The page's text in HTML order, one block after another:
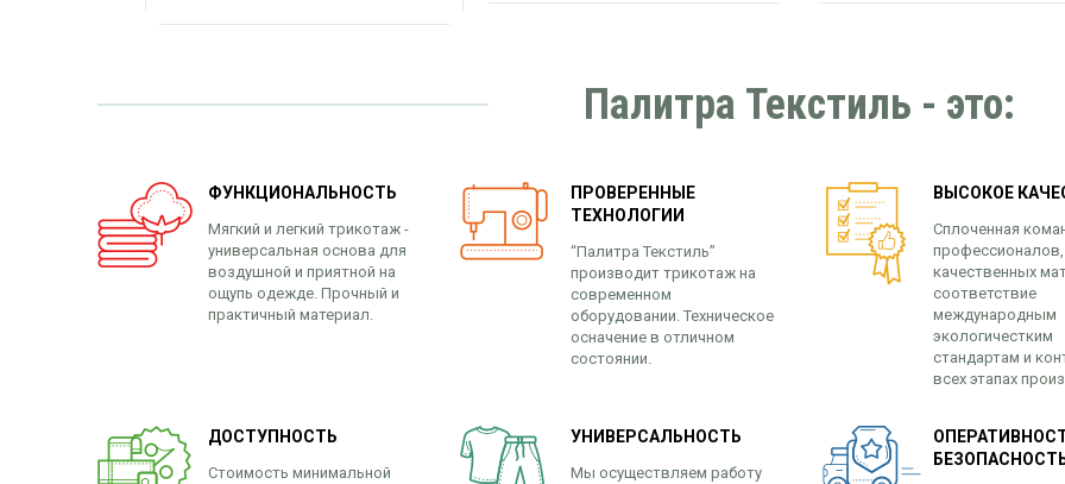
Палитра Текстиль - это:
ФУНКЦИОНАЛЬНОСТЬ
Мягкий и легкий трикотаж -
универсальная основа для
воздушной и приятной на
ощупь одежде. Прочный и
практичный материал.
ПРОВЕРЕННЫЕ
ТЕХНОЛОГИИ
“Палитра Текстиль”
производит трикотаж на
современном
оборудовании. Техническое
осначение в отличном
состоянии.
ВЫСОКОЕ
Сплоченная
качественных
соответствие
международным
экологичестким
стандартам и
всех этапах
ДОСТУПНОСТЬ
Стоимость минимальной
УНИВЕРСАЛЬНОСТЬ
Мы осуществляем работу